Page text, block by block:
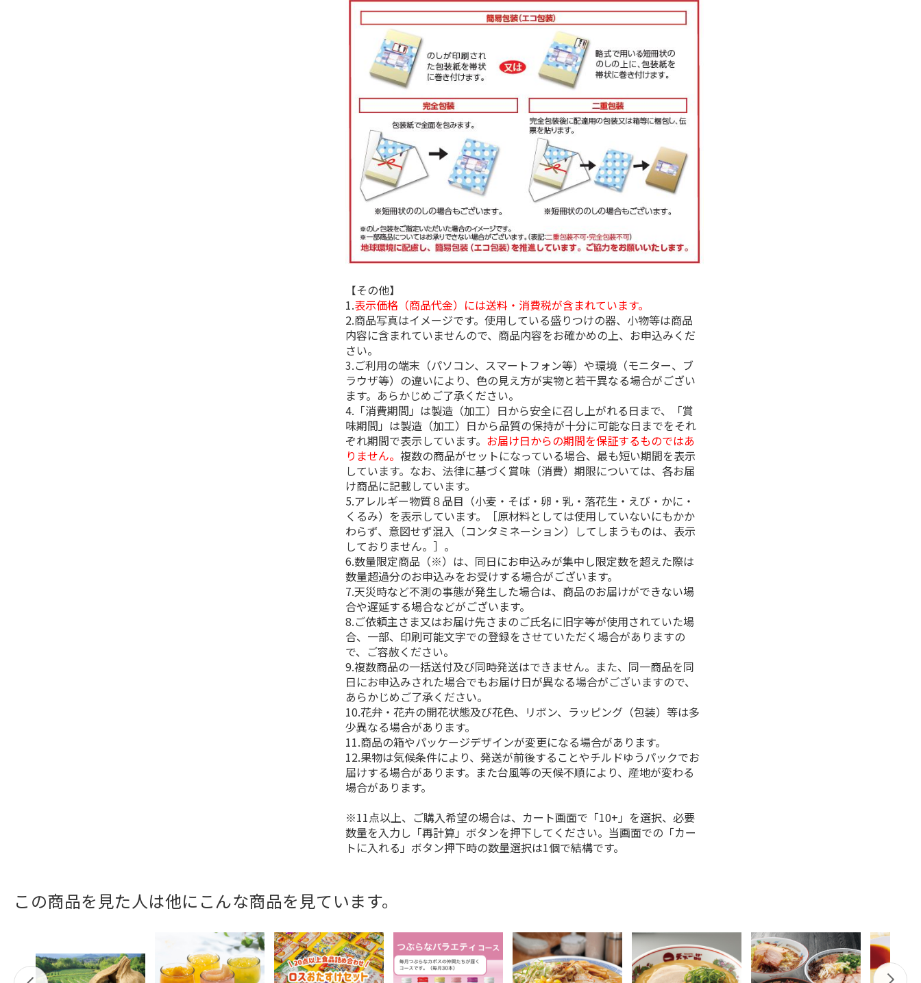
【その他】
1.表示価格（商品代金）には送料・消費税が含まれています。
2.商品写真はイメージです。使用している盛りつけの器、小物等は商品
内容に含まれていませんので、商品内容をお確かめの上、お申込みくだ
さい。
3.ご利用の端末（パソコン、スマートフォン等）や環境（モニター、ブ
ラウザ等）の違いにより、色の見え方が実物と若干異なる場合がござい
ます。あらかじめご了承ください。
4.「消費期間」は製造（加工）日から安全に召し上がれる日まで、「賞
味期間」は製造（加工）日から品質の保持が十分に可能な日までをそれ
ぞれ期間で表示しています。 お届け日からの期間を保証するものではあ
りません。複数の商品がセットになっている場合、最も短い期間を表示
しています。なお、法律に基づく賞味（消費）期限については、各お届
け商品に記載しています。
5.アレルギー物質８品目（小麦・そば・卵・乳・落花生・えび・かに・
くるみ）を表示しています。［原材料としては使用していないにもかか
わらず、意図せず混入（コンタミネーション）してしまうものは、表示
しておりません。］。
6.数量限定商品（※）は、同日にお申込みが集中し限定数を超えた際は
数量超過分のお申込みをお受けする場合がございます。
7.天災時など不測の事態が発生した場合は、商品のお届けができない場
合や遅延する場合などがございます。
8.ご依頼主さま又はお届け先さまのご氏名に旧字等が使用されていた場
合、一部、印刷可能文字での登録をさせていただく場合がありますの
で、ご容赦ください。
9.複数商品の一括送付及び同時発送はできません。また、同一商品を同
日にお申込みされた場合でもお届け日が異なる場合がございますので、
あらかじめご了承ください。
10.花弁・花卉の開花状態及び花色、リボン、ラッピング（包装）等は多
少異なる場合があります。
11.商品の箱やパッケージデザインが変更になる場合があります。
12.果物は気候条件により、発送が前後することやチルドゆうパックでお
届けする場合があります。また台風等の天候不順により、産地が変わる
場合があります。
※11点以上、ご購入希望の場合は、カート画面で「10+」を選択、必要
数量を入力し「再計算」ボタンを押下してください。当画面での「カー
トに入れる」ボタン押下時の数量選択は1個で結構です。
この商品を見た人は他にこんな商品を見ています。